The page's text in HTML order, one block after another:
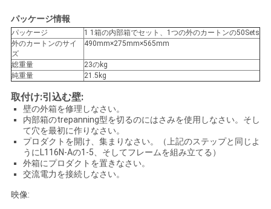
求
し
な
さ
い
SITEMAP
パッケージ情報
パッケージ
1 1箱の内部箱でセット、1つの外のカートンの50Sets
外のカートンのサイ
ズ
490mm×275mm×565mm
総重量
23のkg
純重量
21.5kg
取付け:引込む壁:
壁の外箱を修理しなさい。
内部箱のtrepanning型を切るのにはさみを使用しなさい。そし
て穴を最初に作りなさい。
プロダクトを開け、集まりなさい。（上記のステップと同じよ
うにL116N-Aの1-5、そしてフレームを組み立てる）
外箱にプロダクトを置きなさい。
交流電力を接続しなさい。
映像: